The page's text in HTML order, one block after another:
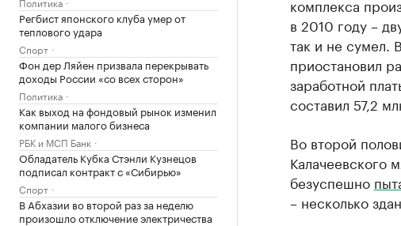
Регбист японского клуба умер от
теплового удара
Спорт
Фон дер Ляйен призвала перекрывать
доходы России «со всех сторон»
Политика
Как выход на фондовый рынок изменил
компании малого бизнеса
РБК и МСП Банк
Обладатель Кубка Стэнли Кузнецов
подписал контракт с «Сибирью»
Спорт
В Абхазии во второй раз за неделю
произошло отключение электричества
комплекса
в 2010 году –
так и не сумел.
приостановил
заработной
составил 57,2
Во второй
Калачеевского
безуспешно
– несколько